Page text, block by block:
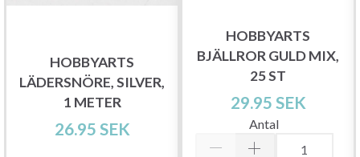
HOBBYARTS
LÄDERSNÖRE, SILVER,
1 METER
26.95 SEK
HOBBYARTS
BJÄLLROR GULD MIX,
25 ST
29.95 SEK
Antal
Spara upp till 50%!
Bli en del av vår garn-gemenskap och få
exklusiv tillgång till inspirerande
stickmönster och specialerbjudanden!